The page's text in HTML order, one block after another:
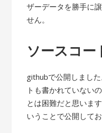
ザーデータを勝手に
せん。
ソースコー
githubで公開しまし
トも書かれていない
とは困難だと思いま
いうことで公開してお